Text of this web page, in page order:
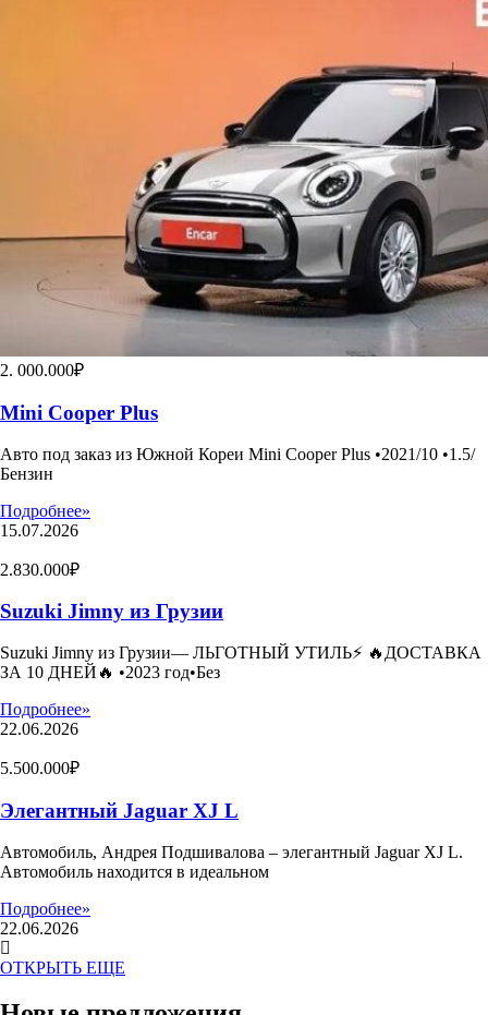
2. 000.000₽
Mini Cooper Plus
Авто под заказ из Южной Кореи Mini Cooper Plus •2021/10 •1.5/
Бензин
Подробнее»
15.07.2026
2.830.000₽
Suzuki Jimny из Грузии
Suzuki Jimny из Грузии— ЛЬГОТНЫЙ УТИЛЬ⚡️ 🔥ДОСТАВКА
ЗА 10 ДНЕЙ🔥 •2023 год•Без
Подробнее»
22.06.2026
5.500.000₽
Элегантный Jaguar XJ L
Автомобиль, Андрея Подшивалова – элегантный Jaguar XJ L.
Автомобиль находится в идеальном
Подробнее»
22.06.2026
ОТКРЫТЬ ЕЩЕ